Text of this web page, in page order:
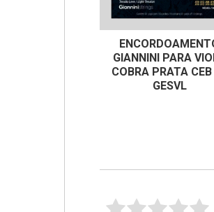
GIANNINI PARA
COBRA PRATA
GESVL